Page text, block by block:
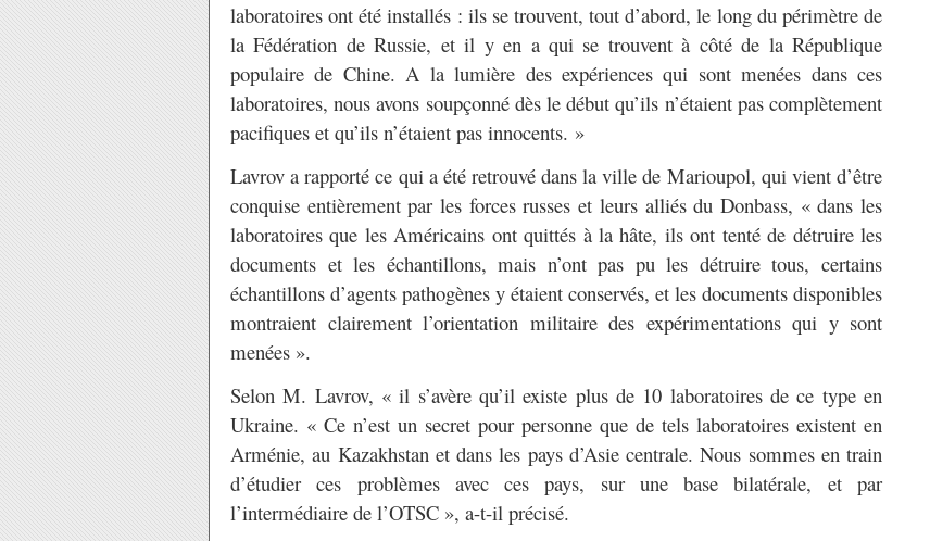
laboratoires ont été installés : ils se trouvent, tout d’abord, le long du périmètre de
la Fédération de Russie, et il y en a qui se trouvent à côté de la République
populaire de Chine. A la lumière des expériences qui sont menées dans ces
laboratoires, nous avons soupçonné dès le début qu’ils n’étaient pas complètement
pacifiques et qu’ils n’étaient pas innocents. »
Lavrov a rapporté ce qui a été retrouvé dans la ville de Marioupol, qui vient d’être
conquise entièrement par les forces russes et leurs alliés du Donbass, « dans les
laboratoires que les Américains ont quittés à la hâte, ils ont tenté de détruire les
documents et les échantillons, mais n’ont pas pu les détruire tous, certains
échantillons d’agents pathogènes y étaient conservés, et les documents disponibles
montraient clairement l’orientation militaire des expérimentations qui y sont
menées ».
Selon M. Lavrov, « il s’avère qu’il existe plus de 10 laboratoires de ce type en
Ukraine. « Ce n’est un secret pour personne que de tels laboratoires existent en
Arménie, au Kazakhstan et dans les pays d’Asie centrale. Nous sommes en train
d’étudier ces problèmes avec ces pays, sur une base bilatérale, et par
l’intermédiaire de l’OTSC », a-t-il précisé.